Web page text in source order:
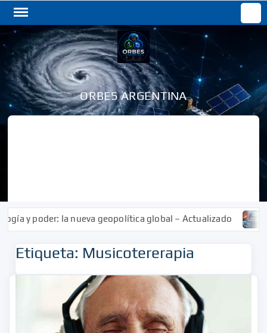
Saltar
contenido
ORBES ARGENTINA
y poder: la nueva geopolítica global – Actualizado
Etiqueta: Musicotererapia